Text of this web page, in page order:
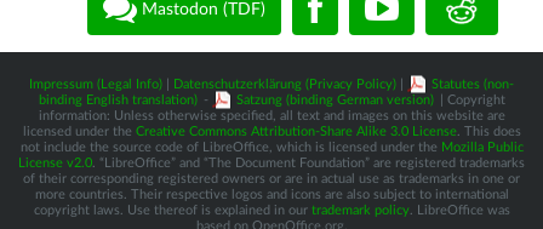
Mastodon (TDF)
Impressum (Legal Info) Datenschutzerklärung (Privacy Policy)
Statutes (non-
binding English translation) - Satzung (binding German version)
| Copyright
information: Unless otherwise specified, all text and images on this website are
licensed under the Creative Commons Attribution-Share Alike 3.0 License. This does
not include the source code of LibreOffice, which is licensed under the Mozilla Public
License v2.0 . “LibreOffice” and “The Document Foundation” are registered trademarks
of their corresponding registered owners or are in actual use as trademarks in one or
more countries. Their respective logos and icons are also subject to international
copyright laws. Use thereof is explained in our trademark policy. LibreOffice was
based on OpenOffice.org.